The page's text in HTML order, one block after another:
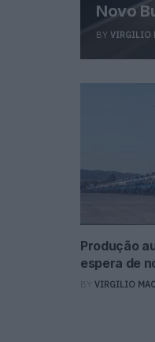
Novo
BY VIRGILIO
Produção
espera de
BY VIRGILIO